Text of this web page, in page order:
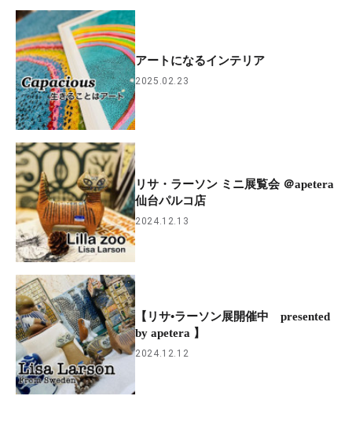
アートになるインテリア
2025.02.23
リサ・ラーソン ミニ展覧会 ＠apetera
仙台パルコ店
2024.12.13
【リサ•ラーソン展開催中 presented
by apetera 】
2024.12.12